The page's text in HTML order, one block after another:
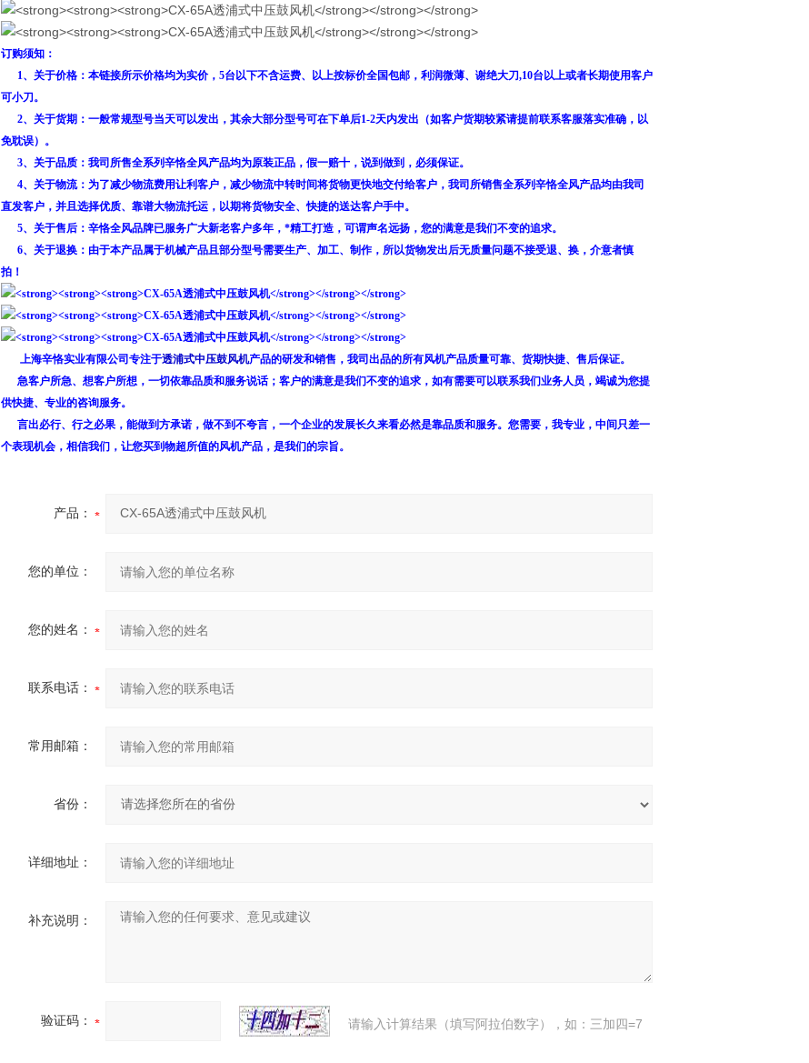
订购须知：
1、关于价格：本链接所示价格均为实价，5台以下不含运费、以上按标价全国包邮，利润微薄、谢绝大刀,10台以上或者长期使用客户
可小刀。
2、关于货期：一般常规型号当天可以发出，其余大部分型号可在下单后1-2天内发出（如客户货期较紧请提前联系客服落实准确，以
免耽误）。
3、关于品质：我司所售全系列辛恪全风产品均为原装正品，假一赔十，说到做到，必须保证。
4、关于物流： 为了减少物流费用让利客户，减少物流中转时间将货物更快地交付给客户，我司所销售全系列辛恪全风产品均由我司
直发客户，并且选择优质、靠谱大物流托运，以期将货物安全、快捷的送达客户手中。
5、关于售后：辛恪全风品牌已服务广大新老客户多年，*精工打造，可谓声名远扬，您的满意是我们不变的追求。
6、关于退换：由于本产品属于机械产品且部分型号需要生产、加工、制作，所以货物发出后无质量问题不接受退、换，介意者慎
拍！
上海辛恪实业有限公司专注于透浦式中压鼓风机产品的研发和销售，我司出品的所有风机产品质量可靠、货期快捷、售后保证。
急客户所急、想客户所想，一切依靠品质和服务说话；客户的满意是我们不变的追求，如有需要可以联系我们业务人员，竭诚为您提
供快捷、专业的咨询服务。
言出必行、行之必果，能做到方承诺，做不到不夸言，一个企业的发展长久来看必然是靠品质和服务。您需要，我专业，中间只差一
个表现机会，相信我们，让您买到物超所值的风机产品，是我们的宗旨。
产品：
您的单位：
您的姓名：
联系电话：
常用邮箱：
省份：
详细地址：
补充说明：
验证码： 请输入计算结果（填写阿拉伯数字），如：三加四=7